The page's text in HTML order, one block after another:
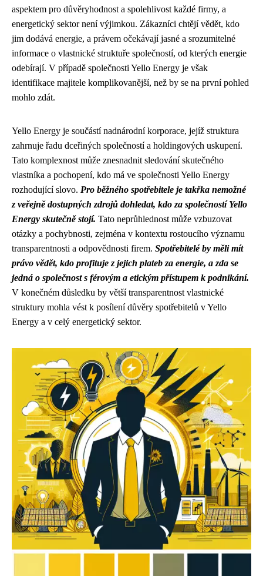
aspektem pro důvěryhodnost a spolehlivost každé firmy, a
energetický sektor není výjimkou. Zákazníci chtějí vědět, kdo
jim dodává energie, a právem očekávají jasné a srozumitelné
informace o vlastnické struktuře společností, od kterých energie
odebírají. V případě společnosti Yello Energy je však
identifikace majitele komplikovanější, než by se na první pohled
mohlo zdát.
Yello Energy je součástí nadnárodní korporace, jejíž struktura
zahrnuje řadu dceřiných společností a holdingových uskupení.
Tato komplexnost může znesnadnit sledování skutečného
vlastníka a pochopení, kdo má ve společnosti Yello Energy
rozhodující slovo. Pro běžného spotřebitele je takřka nemožné
z veřejně dostupných zdrojů dohledat, kdo za společností Yello
Energy skutečně stojí. Tato neprůhlednost může vzbuzovat
otázky a pochybnosti, zejména v kontextu rostoucího významu
transparentnosti a odpovědnosti firem. Spotřebitelé by měli mít
právo vědět, kdo profituje z jejich plateb za energie, a zda se
jedná o společnost s férovým a etickým přístupem k podnikání.
V konečném důsledku by větší transparentnost vlastnické
struktury mohla vést k posílení důvěry spotřebitelů v Yello
Energy a v celý energetický sektor.